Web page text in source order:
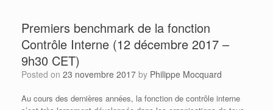
Premiers benchmark de la fonction
Contrôle Interne (12 décembre 2017 –
9h30 CET)
Posted on 23 novembre 2017 by Philippe Mocquard
Au cours des dernières années, la fonction de contrôle interne